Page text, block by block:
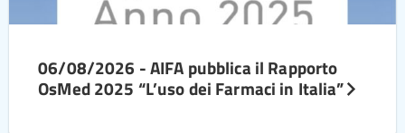
06/08/2026 - AIFA pubblica il Rapporto
OsMed 2025 “L’uso dei Farmaci in Italia”